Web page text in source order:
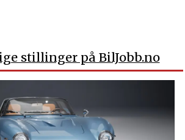
stillinger på BilJobb.no